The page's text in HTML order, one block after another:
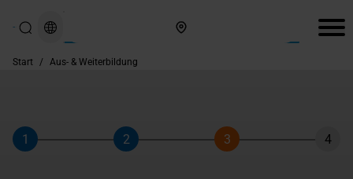
Start / Aus- & Weiterbildung
Schritt
1
Schritt
2
Schritt
3 4